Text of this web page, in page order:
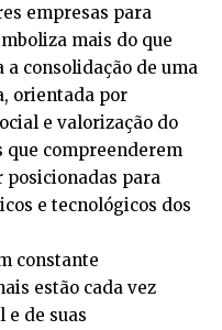
empresas para
mais do que
consolidação de uma
orientada por
e valorização do
que compreenderem
posicionadas para
e tecnológicos dos
constante
estão cada vez
e de suas